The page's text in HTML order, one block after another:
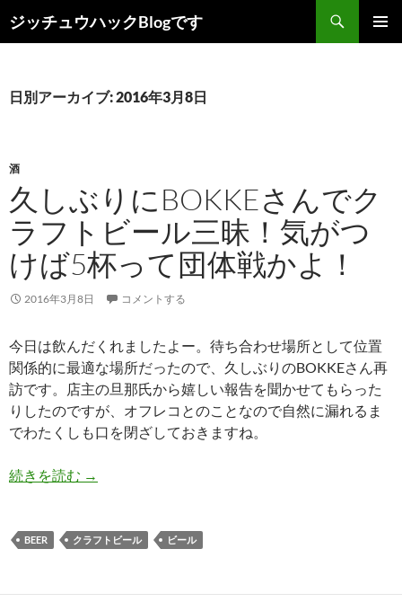
ン
ツ
キ
プ
ジッチュウハックBlogです
索
日別アーカイブ: 2016年3月8日
酒
久しぶりにBOKKEさんでク
ラフトビール三昧！気がつ
けば5杯って団体戦かよ！
2016年3月8日 コメントする
今日は飲んだくれましたよー。待ち合わせ場所として位置
関係的に最適な場所だったので、久しぶりのBOKKEさん再
訪です。店主の旦那氏から嬉しい報告を聞かせてもらった
りしたのですが、オフレコとのことなので自然に漏れるま
でわたくしも口を閉ざしておきますね。
続きを読む 久しぶりにBOKKEさんでクラフトビール三昧！
→
BEER クラフトビール ビール